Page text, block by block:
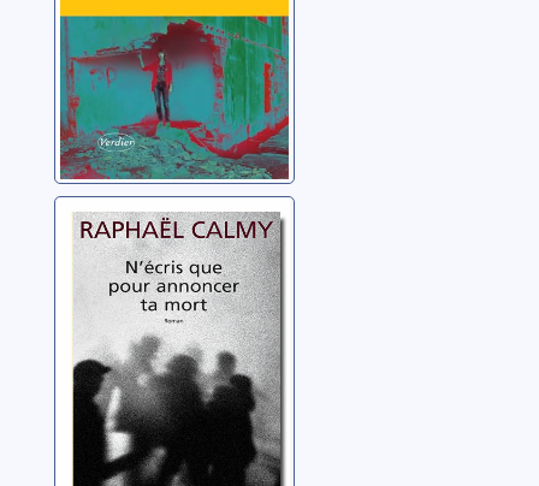
N'écris que pour
annoncer ta
mort
Calmy, Raphaël